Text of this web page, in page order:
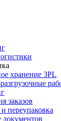
хранение 3PL
заказов
переупаковка